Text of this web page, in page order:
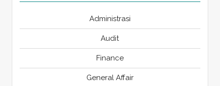
Administrasi
Audit
Finance
General Affair